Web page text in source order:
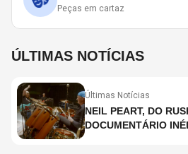
Peças em cartaz
ÚLTIMAS NOTÍCIAS
Últimas Notícias
NEIL PEART, DO
DOCUMENTÁRIO